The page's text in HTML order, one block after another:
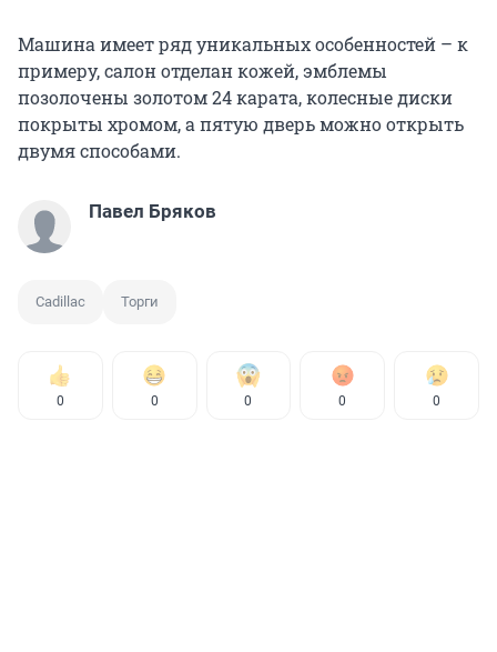
Машина имеет ряд уникальных особенностей – к
примеру, салон отделан кожей, эмблемы
позолочены золотом 24 карата, колесные диски
покрыты хромом, а пятую дверь можно открыть
двумя способами.
Павел Бряков
Cadillac Торги
0 0 0 0 0